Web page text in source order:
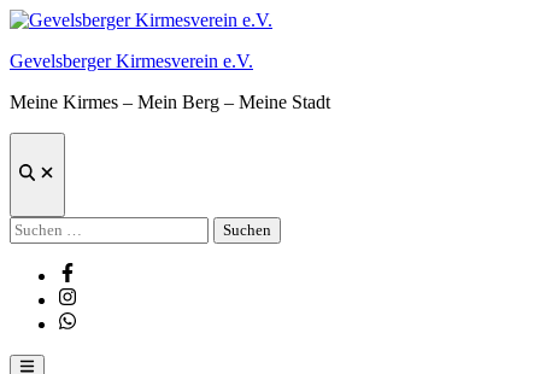
Zum
springen
Gevelsberger Kirmesverein e.V.
Meine Kirmes – Mein Berg – Meine Stadt
Suche
Suchen
nach:
Facebook
Instagram
Whatsapp
Hauptmenü